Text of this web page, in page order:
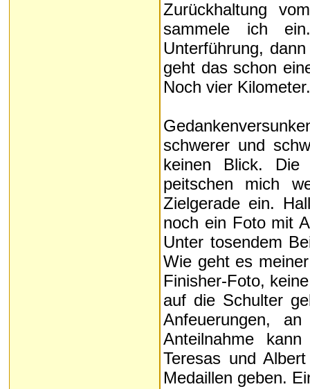
Zurückhaltung
sammele ich
Unterführung,
geht das schon
Noch vier Kilometer.
schwerer und
keinen Blick.
peitschen mich
Zielgerade ein.
noch ein Foto mit
Unter tosendem
Wie geht es
Finisher-Foto,
auf die Schulter
Anfeuerungen,
Anteilnahme
Teresas und
Medaillen geben.